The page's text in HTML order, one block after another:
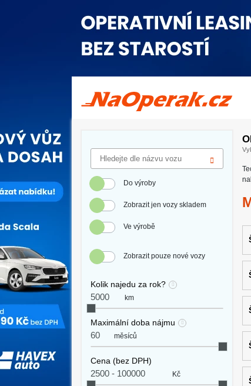
Operativní leasing Škoda Scala
Do výroby
Zobrazit jen vozy skladem
Ve výrobě
Zobrazit pouze nové vozy
Kolik najedu za rok?
km
Maximální doba nájmu
měsíců
Cena (bez DPH)
Kč